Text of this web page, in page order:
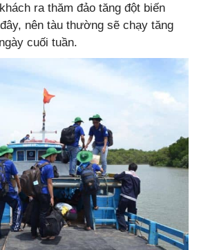
ra thăm đảo tăng đột biến
nên tàu thường sẽ chạy tăng
cuối tuần.